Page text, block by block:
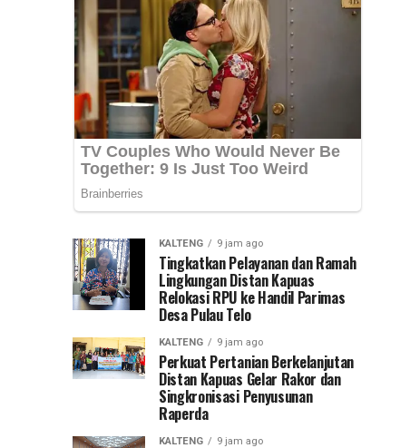
Nasional
(PKN)
ke
Jawa
Timur
Syarifuddin
mendampingi
para
peserta
Pelatihan
Kepemimpinan...
KALTENG 9 jam ago
Tingkatkan Pelayanan dan Ramah
Lingkungan Distan Kapuas
Relokasi RPU ke Handil Parimas
Desa Pulau Telo
KALTENG 9 jam ago
Perkuat Pertanian Berkelanjutan
Distan Kapuas Gelar Rakor dan
Singkronisasi Penyusunan
Raperda
KALTENG 9 jam ago